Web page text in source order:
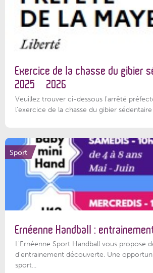
Exercice de la chasse du gibier
2025 – 2026
Veuillez trouver ci-dessous l'arrêté
l'exercice de la chasse du gibier sédentaire
Sport
Ernéenne Handball :
L'Ernéenne Sport Handball vous propose
d'entrainement découverte. Une
sport...